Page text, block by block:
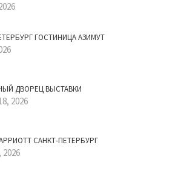
ГОСТИНИЦА АЗИМУТ
ДВОРЕЦ ВЫСТАВКИ
2026
САНКТ-ПЕТЕРБУРГ